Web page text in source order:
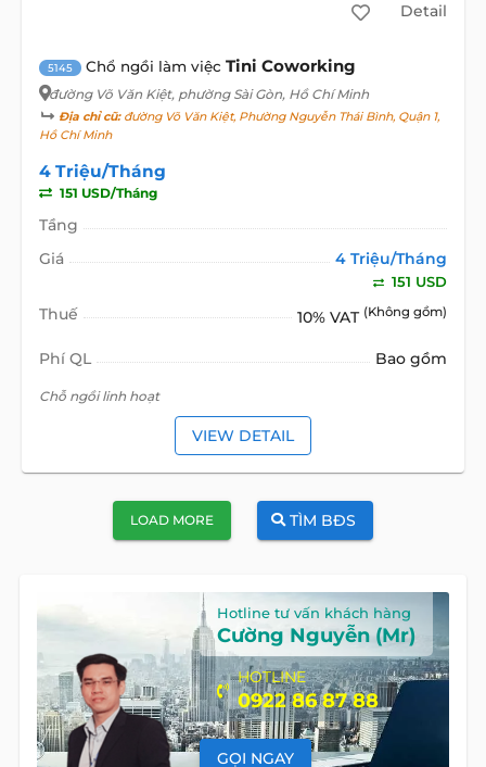
Detail
5145 Chổ ngồi làm việc Tini Coworking
đường Võ Văn Kiệt, phường Sài Gòn, Hồ Chí Minh
Địa chỉ cũ:đường Võ Văn Kiệt, Phường Nguyễn Thái Bình, Quận 1,
Hồ Chí Minh
4 Triệu/Tháng
151 USD/Tháng
Tầng
Giá
4 Triệu/Tháng
151 USD
Thuế 10% VAT (Không gồm)
Phí QL Bao gồm
Chỗ ngồi linh hoạt
VIEW DETAIL
LOAD MORE TÌM BĐS
Hotline tư vấn khách hàng
Cường Nguyễn (Mr)
HOTLINE
0922 86 87 88
GỌI NGAY